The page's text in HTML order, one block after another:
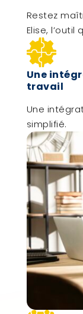
Restez
Elise, l’outil
Une
travail
Une
simplifié.